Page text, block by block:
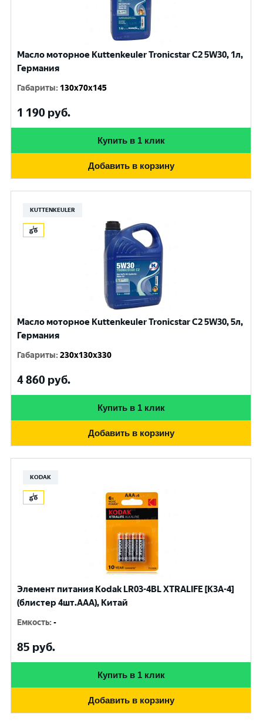
Масло моторное Kuttenkeuler Tronicstar C2 5W30, 1л,
Германия
Габариты: 130x70x145
1 190 руб.
Купить в 1 клик
Добавить в корзину
KUTTENKEULER
Масло моторное Kuttenkeuler Tronicstar C2 5W30, 5л,
Германия
Габариты:230x130x330
4 860 руб.
Купить в 1 клик
Добавить в корзину
KODAK
Элемент питания Kodak LR03-4BL XTRALIFE [K3A-4]
(блистер 4шт.AАА), Китай
Емкость:-
85 руб.
Купить в 1 клик
Добавить в корзину